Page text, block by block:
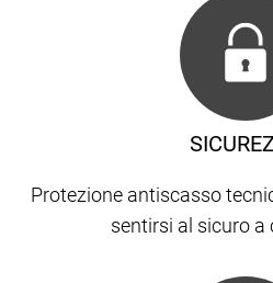
Protezione antiscasso
sentirsi al sicuro a